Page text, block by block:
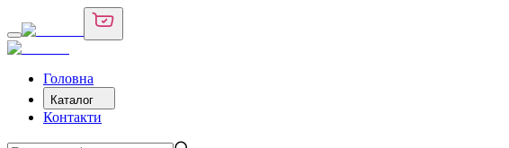
Головна
Каталог
Контакти